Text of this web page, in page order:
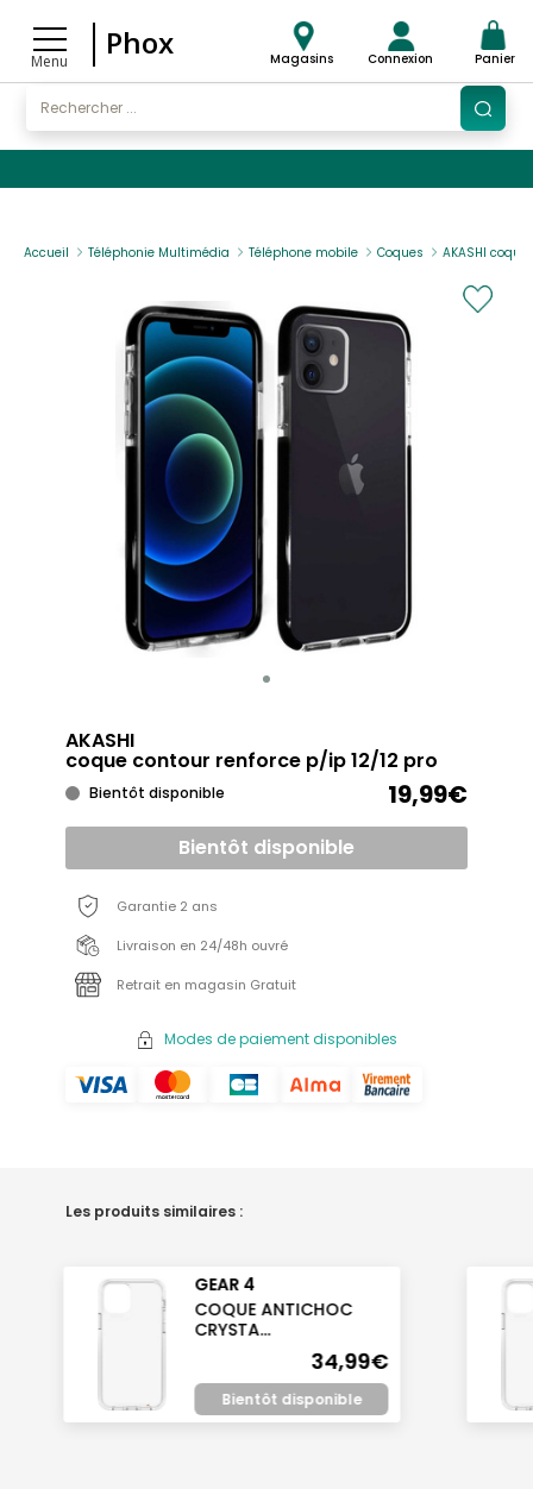
Menu
Phox Magasins Connexion Panier
Accueil Téléphonie Multimédia Téléphone mobile Coques AKASHI
AKASHI
coque contour renforce p/ip 12/12 pro
Bientôt disponible 19,99€
Bientôt disponible
Garantie 2 ans
Livraison en 24/48h ouvré
Retrait en magasin Gratuit
Modes de paiement disponibles
Les produits similaires :
GEAR 4
COQUE ANTICHOC
CRYSTA...
34,99€
Bientôt disponible